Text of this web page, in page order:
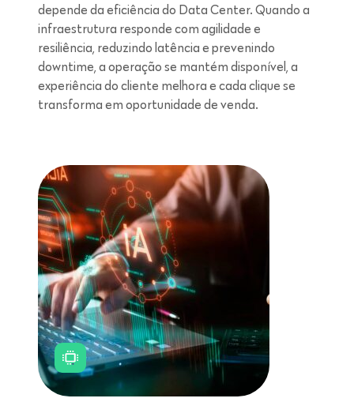
depende da eficiência do Data Center. Quando a
infraestrutura responde com agilidade e
resiliência, reduzindo latência e prevenindo
downtime, a operação se mantém disponível, a
experiência do cliente melhora e cada clique se
transforma em oportunidade de venda.